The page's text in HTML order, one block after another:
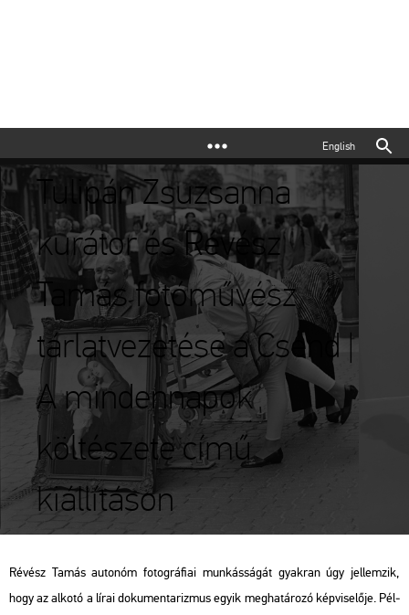
English
Tulipán Zsuzsanna
kurátor és Révész
Tamás fotóművész
tárlatvezetése a Csend |
A mindennapok
költészete című
kiállításon
Ré­vész Tamás au­to­nóm fo­tog­rá­fi­ai mun­kás­sá­gát gyak­ran úgy jel­lem­zik,
hogy az al­ko­tó a lírai do­ku­men­ta­riz­mus egyik meg­ha­tá­ro­zó kép­vi­se­lő­je. Pél­